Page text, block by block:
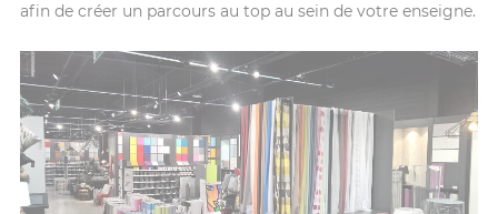
afin de créer un parcours au top au sein de votre enseigne.